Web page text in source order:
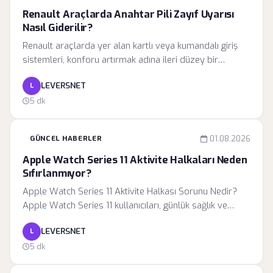
veri transferleri ve yüksek hızlı okuma-yazma
gerektiren işlemlerde, dosya sistemi yönetimi daha
düşük gecikme süreleri sunacak şekilde yeniden
yapılandırıldı.
Renault Araçlarda Anahtar Pili Zayıf Uyarısı
Nasıl Giderilir?
Renault araçlarda yer alan kartlı veya kumandalı giriş
sistemleri, konforu artırmak adına ileri düzey bir
sinyalizasyon teknolojisi ile donatılmıştır. Gösterge
panelinde beliren "anahtar pili zayıf" uyarısı, aslında
aracınızın güvenlik bilgisayarı tarafından yürütülen
değerlerini sürekli olarak denetler.
L
LEVERSNET
5 dk
GÜNCEL HABERLER 01.08.2026
Apple Watch Series 11 Aktivite Halkaları Neden
Sıfırlanmıyor?
Apple Watch Series 11 Aktivite Halkası Sorunu Nedir?
Apple Watch Series 11 kullanıcıları, günlük sağlık ve
fitness verilerini takip ettikleri aktivite halkalarının gece
yarısı itibarıyla sıfırlanmadığına dair geri bildirimlerde
bulunmaya başladı. Bu durum, kullanıcının o gün
L
LEVERSNET
5 dk